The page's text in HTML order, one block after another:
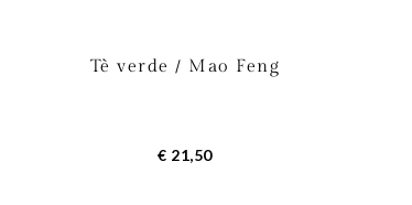
Tè verde / Mao Feng
€ 21,50